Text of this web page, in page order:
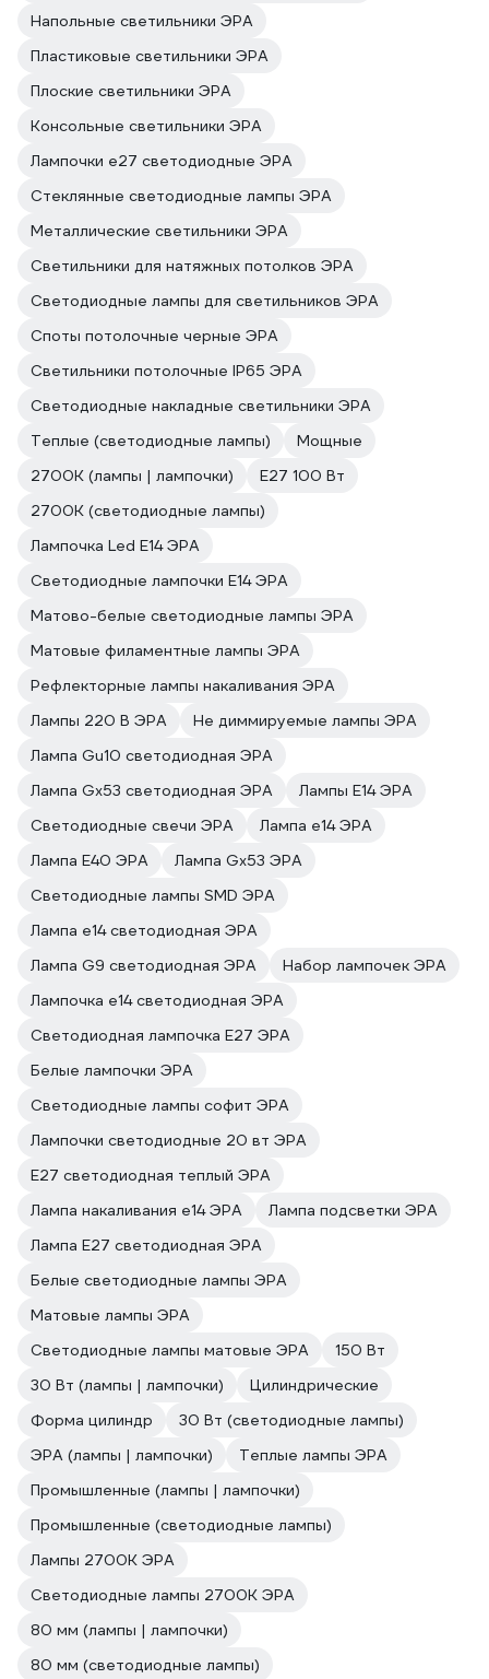
Напольные светильники ЭРА
Пластиковые светильники ЭРА
Плоские светильники ЭРА
Консольные светильники ЭРА
Лампочки е27 светодиодные ЭРА
Стеклянные светодиодные лампы ЭРА
Металлические светильники ЭРА
Светильники для натяжных потолков ЭРА
Светодиодные лампы для светильников ЭРА
Споты потолочные черные ЭРА
Светильники потолочные IP65 ЭРА
Светодиодные накладные светильники ЭРА
Теплые (светодиодные лампы)
Мощные
2700К (лампы | лампочки)
E27 100 Вт
2700К (светодиодные лампы)
Лампочка Led E14 ЭРА
Светодиодные лампочки E14 ЭРА
Матово-белые светодиодные лампы ЭРА
Матовые филаментные лампы ЭРА
Рефлекторные лампы накаливания ЭРА
Лампы 220 В ЭРА
Не диммируемые лампы ЭРА
Лампа Gu10 светодиодная ЭРА
Лампа Gx53 светодиодная ЭРА
Лампы E14 ЭРА
Светодиодные свечи ЭРА
Лампа е14 ЭРА
Лампа E40 ЭРА
Лампа Gx53 ЭРА
Светодиодные лампы SMD ЭРА
Лампа е14 светодиодная ЭРА
Лампа G9 светодиодная ЭРА
Набор лампочек ЭРА
Лампочка е14 светодиодная ЭРА
Светодиодная лампочка E27 ЭРА
Белые лампочки ЭРА
Светодиодные лампы софит ЭРА
Лампочки светодиодные 20 вт ЭРА
E27 светодиодная теплый ЭРА
Лампа накаливания е14 ЭРА
Лампа подсветки ЭРА
Лампа E27 светодиодная ЭРА
Белые светодиодные лампы ЭРА
Матовые лампы ЭРА
Светодиодные лампы матовые ЭРА
150 Вт
30 Вт (лампы | лампочки)
Цилиндрические
Форма цилиндр
30 Вт (светодиодные лампы)
ЭРА (лампы | лампочки)
Теплые лампы ЭРА
Промышленные (лампы | лампочки)
Промышленные (светодиодные лампы)
Лампы 2700К ЭРА
Светодиодные лампы 2700K ЭРА
80 мм (лампы | лампочки)
80 мм (светодиодные лампы)